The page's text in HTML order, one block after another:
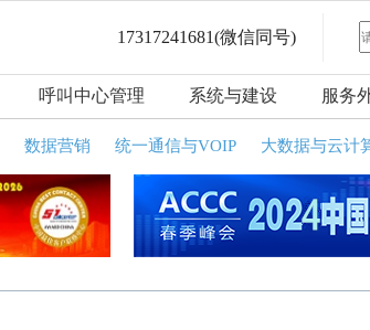
17317241681(微信同号)
呼叫中心管理 系统与建设 服务
数据营销 统一通信与VOIP 大数据与云计